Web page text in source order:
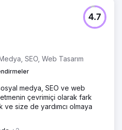
SEO, Web Tasarım
4.7
medya, SEO ve web
çevrimiçi olarak fark
ve size de yardımcı olmaya